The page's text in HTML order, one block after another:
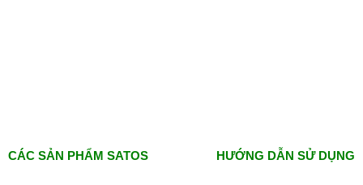
CÁC SẢN PHẨM SATOS HƯỚNG DẪN SỬ DỤNG